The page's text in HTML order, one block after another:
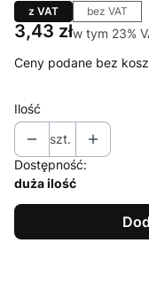
z VAT bez VAT
Cena
3,43 złw tym 23%
w tym 23%
Ceny podane bez
Ilość
szt.
Dostępność:
duża ilość